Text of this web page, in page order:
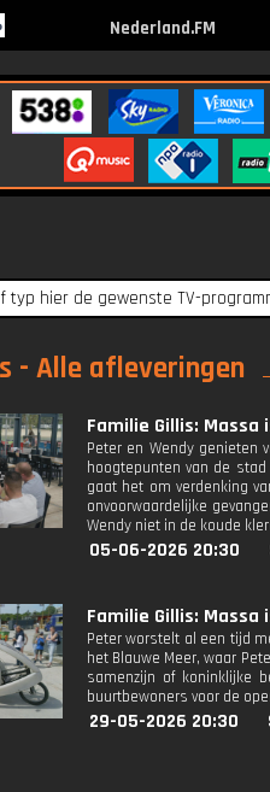
Nederland.FM
- Alle afleveringen
Familie Gillis: Massa
Peter en Wendy genieten
hoogtepunten van de
gaat het om verdenking
onvoorwaardelijke
Wendy niet in de koude
05-06-2026 20:30
Familie Gillis: Massa
Peter worstelt al een tijd
het Blauwe Meer, waar
samenzijn of koninklijke
buurtbewoners voor de
29-05-2026 20:30